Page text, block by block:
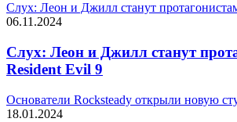
Слух: Леон и Джилл станут
06.11.2024
Слух: Леон и Джилл станут
Resident Evil 9
Основатели Rocksteady открыли новую
18.01.2024